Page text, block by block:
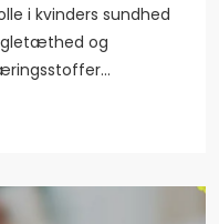
i kvinders sundhed
og